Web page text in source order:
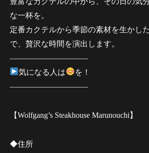
な一杯を。
定番カクテルから季節の素材を生かし
で、贅沢な時間を演出します。
——————————
気になる人は
を！
——————————
【Wolfgang’s Steakhouse Marunouchi】
◆住所